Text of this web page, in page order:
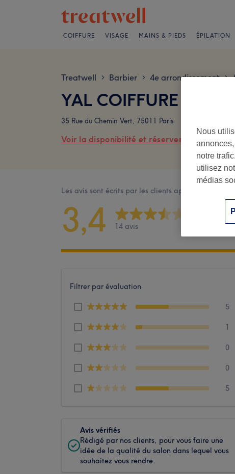
COIFFURE VISAGE MAINS & PIEDS ÉPILATION
Treatwell > Barbier > 4e arrondissement >
YAL COIFFURE MIXTE
35 Rue du Chemin Vert, 75011 Paris
Voir la disponibilité et réserver en ligne
Les avis sont écrits par les clients après leur visite.
3,4 14 avis
Filtrer par évaluation
5
1
0
0
5
Avis vérifiés
Rédigé par nos clients, pour vous faire une
idée de la qualité du salon dans lequel vous
souhaitez vous rendre.
Nous
notre
utilisez
médias